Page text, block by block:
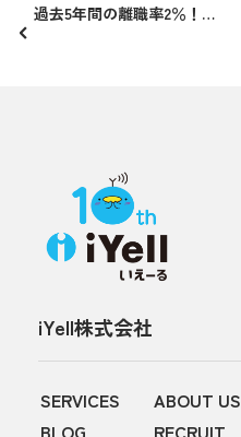
過去5年間の離職率2％！カルチャーマッチ採用が社員を幸せにする～従業員200名突破で離職率2％、組織の壁の突破の仕方～
iYell株式会社
SERVICES ABOUT US
BLOG
RECRUIT